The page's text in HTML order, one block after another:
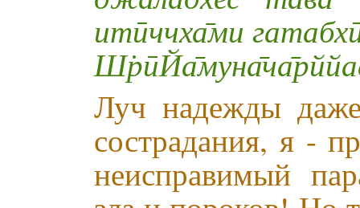
итӣччха̄ми
Луч надежды
сострадания, я -
неисправимый